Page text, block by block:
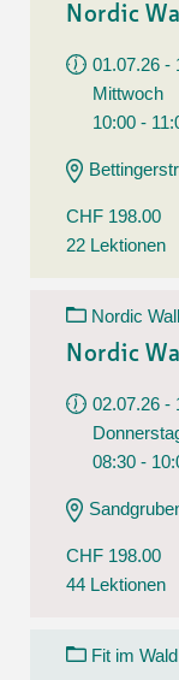
Nordic
01.07.26 -
Mittwoch
10:00 -
CHF 198.00
22 Lektionen
Nordic
Nordic
02.07.26 -
08:30 -
CHF 198.00
44 Lektionen
Fit im